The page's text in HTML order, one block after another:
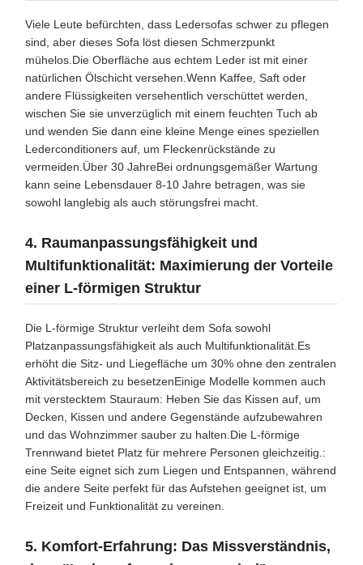
Viele Leute befürchten, dass Ledersofas schwer zu pflegen
sind, aber dieses Sofa löst diesen Schmerzpunkt
mühelos.Die Oberfläche aus echtem Leder ist mit einer
natürlichen Ölschicht versehen.Wenn Kaffee, Saft oder
andere Flüssigkeiten versehentlich verschüttet werden,
wischen Sie sie unverzüglich mit einem feuchten Tuch ab
und wenden Sie dann eine kleine Menge eines speziellen
Lederconditioners auf, um Fleckenrückstände zu
vermeiden.Über 30 JahreBei ordnungsgemäßer Wartung
kann seine Lebensdauer 8-10 Jahre betragen, was sie
sowohl langlebig als auch störungsfrei macht.
4. Raumanpassungsfähigkeit und
Multifunktionalität: Maximierung der Vorteile
einer L-förmigen Struktur
Die L-förmige Struktur verleiht dem Sofa sowohl
Platzanpassungsfähigkeit als auch Multifunktionalität.Es
erhöht die Sitz- und Liegefläche um 30% ohne den zentralen
Aktivitätsbereich zu besetzenEinige Modelle kommen auch
mit verstecktem Stauraum: Heben Sie das Kissen auf, um
Decken, Kissen und andere Gegenstände aufzubewahren
und das Wohnzimmer sauber zu halten.Die L-förmige
Trennwand bietet Platz für mehrere Personen gleichzeitig.:
eine Seite eignet sich zum Liegen und Entspannen, während
die andere Seite perfekt für das Aufstehen geeignet ist, um
Freizeit und Funktionalität zu vereinen.
5. Komfort-Erfahrung: Das Missverständnis,